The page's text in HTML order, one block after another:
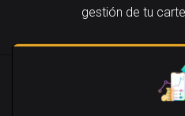
gestión de tu